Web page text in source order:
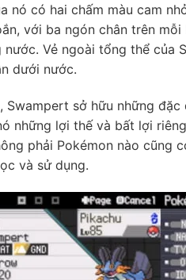
nó có hai chấm màu cam
với ba ngón chân trên
Vẻ ngoài tổng thể của
dưới nước.
Swampert sở hữu những
những lợi thế và bất lợi
phải Pokémon nào cũng
và sử dụng.